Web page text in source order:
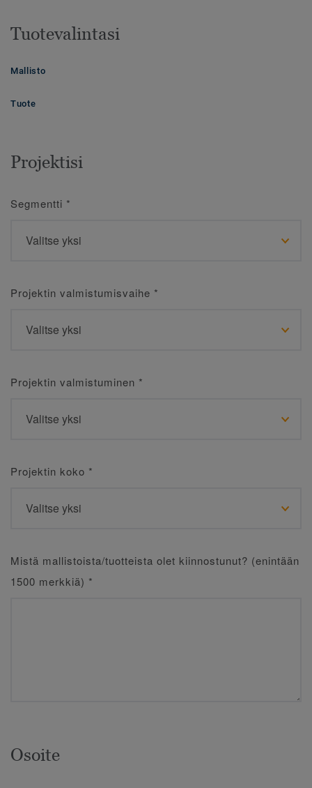
Tuotevalintasi
Mallisto
Tuote
Projektisi
Segmentti *
Projektin valmistumisvaihe *
Projektin valmistuminen *
Projektin koko *
Mistä mallistoista/tuotteista olet kiinnostunut? (enintään
1500 merkkiä) *
Osoite